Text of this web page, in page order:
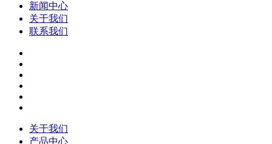
新闻中心
关于我们
联系我们
关于我们
产品中心